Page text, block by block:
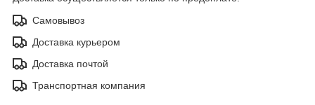
Самовывоз
Доставка курьером
Доставка почтой
Транспортная компания